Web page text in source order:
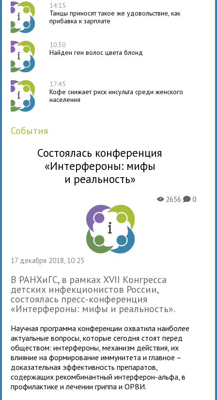
14:15
Танцы приносят такое же удовольствие, как
прибавка к зарплате
10:30
Найден ген волос цвета блонд
17:45
Кофе снижает риск инсульта среди женского
населения
события
Состоялась конференция
«Интерфероны: мифы
и реальность»
17 декабря 2018, 10:25
X2656K0
В РАНХиГС, в рамках ХVII Конгресса
детских инфекционистов России,
состоялась пресс-конференция
«Интерфероны: мифы и реальность».
Научная программа конференции охватила наиболее
актуальные вопросы, которые сегодня стоят перед
обществом: интерфероны, механизм действия, их
влияние на формирование иммунитета и главное –
доказательная эффективность препаратов,
содержащих рекомбинантный интерферон-альфа, в
профилактике и лечении гриппа и ОРВИ.